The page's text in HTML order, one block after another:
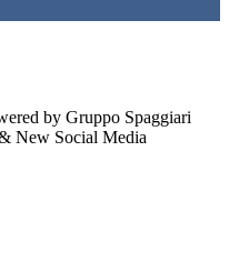
by Gruppo Spaggiari
New Social Media